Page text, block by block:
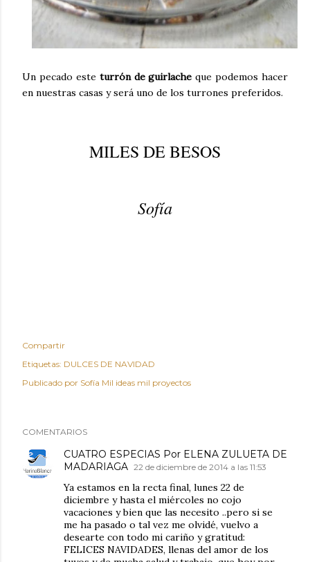
Un pecado este turrón de guirlache que podemos hacer
en nuestras casas y será uno de los turrones preferidos.
MILES DE BESOS
Sofía
Compartir
Etiquetas: DULCES DE NAVIDAD
Publicado por Sofía Mil ideas mil proyectos
COMENTARIOS
CUATRO ESPECIAS Por ELENA ZULUETA DE
MADARIAGA 22 de diciembre de 2014 a las 11:53
Ya estamos en la recta final, lunes 22 de
diciembre y hasta el miércoles no cojo
vacaciones y bien que las necesito ..pero si se
me ha pasado o tal vez me olvidé, vuelvo a
desearte con todo mi cariño y gratitud:
FELICES NAVIDADES, llenas del amor de los